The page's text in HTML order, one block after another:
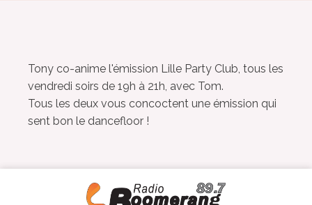
Tony co-anime l'émission Lille Party Club, tous les
vendredi soirs de 19h à 21h, avec Tom.
Tous les deux vous concoctent une émission qui
sent bon le dancefloor !